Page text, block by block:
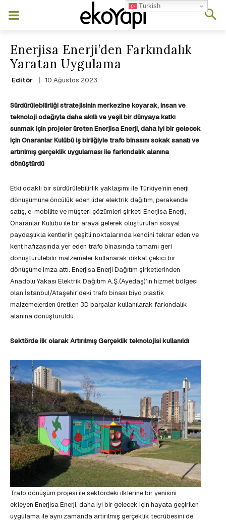
Enerjisa Enerji’den Farkındalık
Yaratan Uygulama
Editör 10 Ağustos 2023
Sürdürülebilirliği stratejisinin merkezine koyarak, insan ve
teknoloji odağıyla daha akıllı ve yeşil bir dünyaya katkı
sunmak için projeler üreten Enerjisa Enerji, daha iyi bir gelecek
için Onaranlar Kulübü iş birliğiyle trafo binasını sokak sanatı ve
artırılmış gerçeklik uygulaması ile farkındalık alanına
dönüştürdü
Etki odaklı bir sürdürülebilirlik yaklaşımı ile Türkiye’nin enerji
dönüşümüne öncülük eden lider elektrik dağıtım, perakende
satış, e-mobilite ve müşteri çözümleri şirketi Enerjisa Enerji,
Onaranlar Kulübü ile bir araya gelerek oluşturulan sosyal
paydaşlıkla kentlerin çeşitli noktalarında kendini tekrar eden ve
kent hafızasında yer eden trafo binasında tamamı geri
dönüştürülebilir malzemeler kullanarak dikkat çekici bir
dönüşüme imza attı. Enerjisa Enerji Dağıtım şirketlerinden
Anadolu Yakası Elektrik Dağıtım A.Ş.(Ayedaş)’ın hizmet bölgesi
olan İstanbul/Ataşehir’deki trafo binası biyo plastik
malzemelerden üretilen 3D parçalar kullanılarak farkındalık
alanına dönüştürüldü.
Sektörde ilk olarak Artırılmış Gerçeklik teknolojisi kullanıldı
Trafo dönüşüm projesi ile sektördeki ilklerine bir yenisini
ekleyen Enerjisa Enerji, daha iyi bir gelecek için hayata geçirilen
uygulama ile aynı zamanda artırılmış gerçeklik tecrübesini de
Turkish